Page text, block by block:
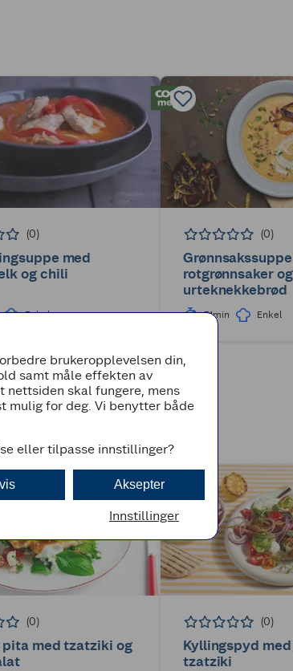
(0)
med
og chili
Enkel
(0)
rotgrønnsaker og
urteknekkebrød
31min Enkel
(0)
pita med tzatziki og
(0)
Kyllingspyd
tzatziki
brukeropplevelsen din,
samt måle effekten av
nettsiden skal fungere, mens
mulig for deg. Vi benytter både
eller tilpasse innstillinger?
Aksepter
Innstillinger